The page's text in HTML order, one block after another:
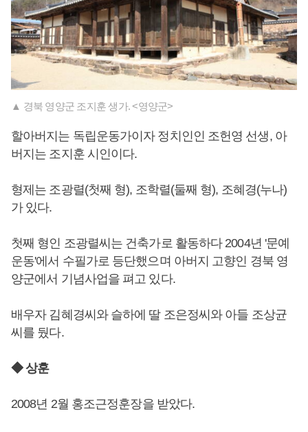
▲ 경북 영양군 조지훈 생가. <영양군>
할아버지는 독립운동가이자 정치인인 조헌영 선생, 아
버지는 조지훈 시인이다.
형제는 조광렬(첫째 형), 조학렬(둘째 형), 조혜경(누나)
가 있다.
첫째 형인 조광렬씨는 건축가로 활동하다 2004년 '문예
운동'에서 수필가로 등단했으며 아버지 고향인 경북 영
양군에서 기념사업을 펴고 있다.
배우자 김혜경씨와 슬하에 딸 조은정씨와 아들 조상균
씨를 뒀다.
◆ 상훈
2008년 2월 홍조근정훈장을 받았다.